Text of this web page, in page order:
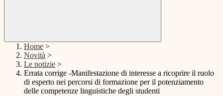
Home >
Novità >
Le notizie >
Errata corrige -Manifestazione di interesse a ricoprire il ruolo
di esperto nei percorsi di formazione per il potenziamento
delle competenze linguistiche degli studenti